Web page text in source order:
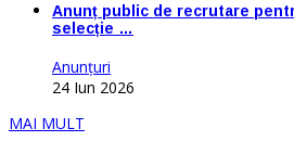
Anunț public de recrutare
selecție …
Anunţuri
24 Iun 2026
MAI MULT